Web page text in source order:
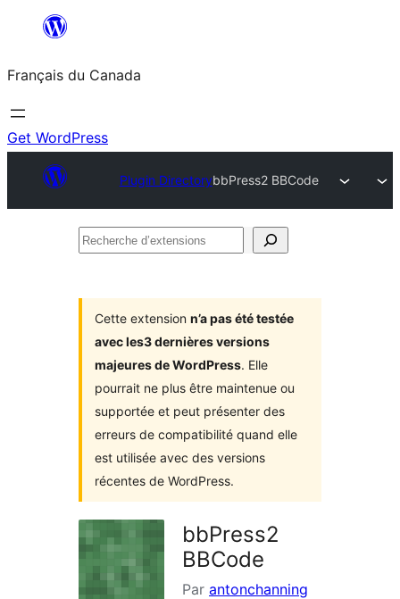
contenu
Français du Canada
Get WordPress
Plugin DirectorybbPress2 BBCode
Recherche
Cette extension n’a pas été testée
avec les3 dernières versions
majeures de WordPress. Elle
pourrait ne plus être maintenue ou
supportée et peut présenter des
erreurs de compatibilité quand elle
est utilisée avec des versions
récentes de WordPress.
bbPress2
BBCode
Par antonchanning